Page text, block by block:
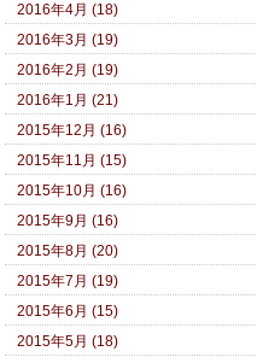
2016年4月 (18)
2016年3月 (19)
2016年2月 (19)
2016年1月 (21)
2015年12月 (16)
2015年11月 (15)
2015年10月 (16)
2015年9月 (16)
2015年8月 (20)
2015年7月 (19)
2015年6月 (15)
2015年5月 (18)